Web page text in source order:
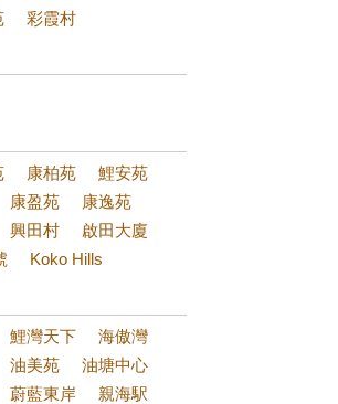
彩霞村
康柏苑
鯉安苑
康盈苑
康逸苑
興田村
啟田大廈
Koko Hills
鯉灣天下
海傲灣
油美苑
油塘中心
蔚藍東岸
親海駅